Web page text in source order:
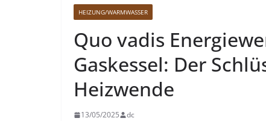
HEIZUNG/WARMWASSER
Quo vadis
Gaskessel: Der
Heizwende
13/05/2025 dc